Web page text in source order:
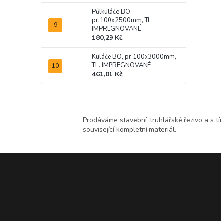
Půlkuláče BO,
pr.100x2500mm, TL.
IMPREGNOVANÉ
180,29 Kč
Kuláče BO, pr.100x3000mm,
TL. IMPREGNOVANÉ
461,01 Kč
Prodáváme stavební, truhlářské řezivo a s
související kompletní materiál.